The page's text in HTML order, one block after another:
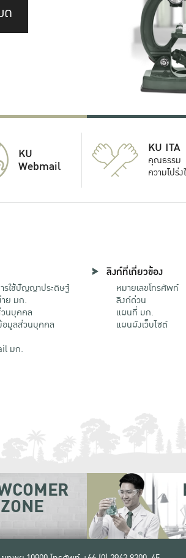
ด
KU
Webmail
KU ITA
คุณธรรม
ความโปร่ง
รใช้ปัญญาประดิษฐ์
าย มก.
นบุคคล
มูลส่วนบุคคล
มก.
ลิงก์ที่เกี่ยวข้อง
หมายเลขโทรศัพท์
ลิงก์ด่วน
แผนที่ มก.
แผนผังเว็บไซต์
ZONE